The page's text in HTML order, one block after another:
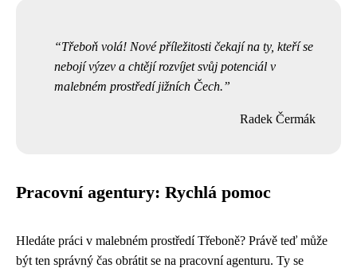
Třeboň volá! Nové příležitosti čekají na ty, kteří se
nebojí výzev a chtějí rozvíjet svůj potenciál v
malebném prostředí jižních Čech.
Radek Čermák
Pracovní agentury: Rychlá pomoc
Hledáte práci v malebném prostředí Třeboně? Právě teď může
být ten správný čas obrátit se na pracovní agenturu. Ty se